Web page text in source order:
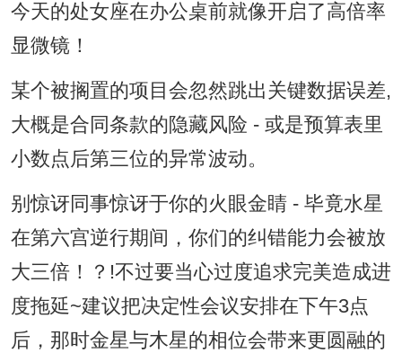
今天的处女座在办公桌前就像开启了高倍率
显微镜！
某个被搁置的项目会忽然跳出关键数据误差,
大概是合同条款的隐藏风险 - 或是预算表里
小数点后第三位的异常波动。
别惊讶同事惊讶于你的火眼金睛 - 毕竟水星
在第六宫逆行期间，你们的纠错能力会被放
大三倍！？!不过要当心过度追求完美造成进
度拖延~建议把决定性会议安排在下午3点
后，那时金星与木星的相位会带来更圆融的